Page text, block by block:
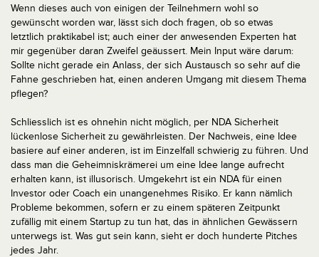
Wenn dieses auch von einigen der Teilnehmern wohl so
gewünscht worden war, lässt sich doch fragen, ob so etwas
letztlich praktikabel ist; auch einer der anwesenden Experten hat
mir gegenüber daran Zweifel geäussert. Mein Input wäre darum:
Sollte nicht gerade ein Anlass, der sich Austausch so sehr auf die
Fahne geschrieben hat, einen anderen Umgang mit diesem Thema
pflegen?
Schliesslich ist es ohnehin nicht möglich, per NDA Sicherheit
lückenlose Sicherheit zu gewährleisten. Der Nachweis, eine Idee
basiere auf einer anderen, ist im Einzelfall schwierig zu führen. Und
dass man die Geheimniskrämerei um eine Idee lange aufrecht
erhalten kann, ist illusorisch. Umgekehrt ist ein NDA für einen
Investor oder Coach ein unangenehmes Risiko. Er kann nämlich
Probleme bekommen, sofern er zu einem späteren Zeitpunkt
zufällig mit einem Startup zu tun hat, das in ähnlichen Gewässern
unterwegs ist. Was gut sein kann, sieht er doch hunderte Pitches
jedes Jahr.